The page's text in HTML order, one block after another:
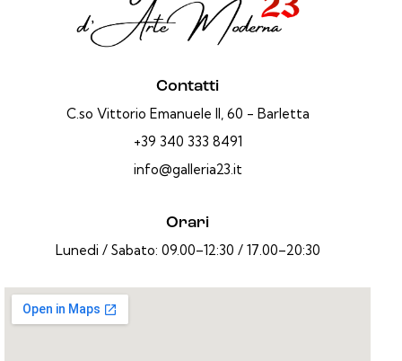
Contatti
C.so Vittorio Emanuele II, 60 - Barletta
+39 340 333 8491
info@galleria23.it
Orari
Lunedi / Sabato: 09.00–12:30 / 17.00–20:30